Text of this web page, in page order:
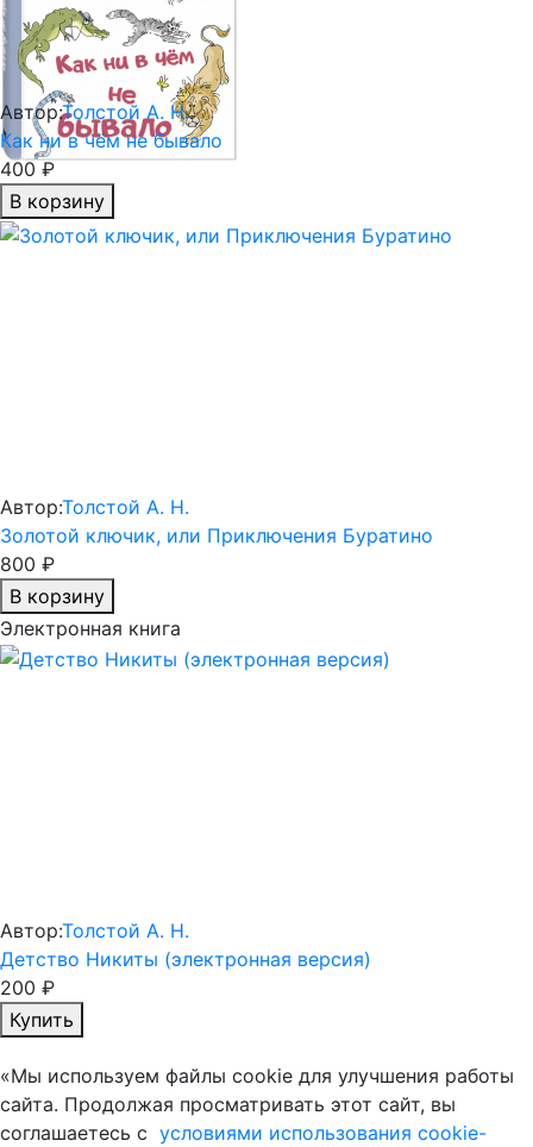
Автор:Толстой А. Н.
Как ни в чём не бывало
400 ₽
В корзину
Автор:Толстой А. Н.
Золотой ключик, или Приключения Буратино
800 ₽
В корзину
Электронная книга
Автор:Толстой А. Н.
Детство Никиты (электронная версия)
200 ₽
Купить
«Мы используем файлы cookie для улучшения работы
сайта. Продолжая просматривать этот сайт, вы
соглашаетесь с условиями использования cookie-